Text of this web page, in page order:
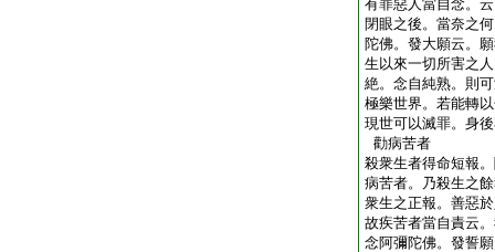
有罪惡人當自念。
閉眼之後。當奈之
陀佛。發大願云。
生以來一切所害之
絶。念自純熟。則
極樂世界。若能轉
現世可以滅罪。身
勸病苦者
殺衆生者得命短報
病苦者。乃殺生之
衆生之正報。善惡
故疾苦者當自責云
念阿彌陀佛。發誓